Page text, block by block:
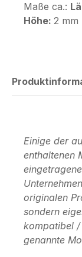
Maße ca.:
Höhe: 2 mm
Einige der
enthaltenen
originalen
sondern
kompatibel /
genannte